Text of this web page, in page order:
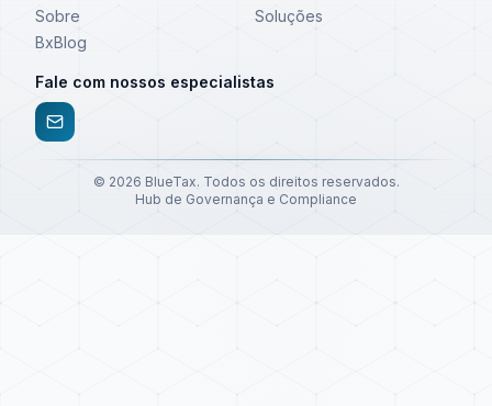
Sobre
Soluções
BxBlog
Fale com nossos especialistas
© 2026 BlueTax. Todos os direitos reservados.
Hub de Governança e Compliance